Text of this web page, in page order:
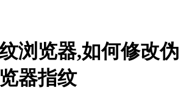
浏览器,如何修改伪
器指纹